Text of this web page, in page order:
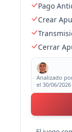
Pago
Crear
Cerrar
Analizado
el 30/06/2026